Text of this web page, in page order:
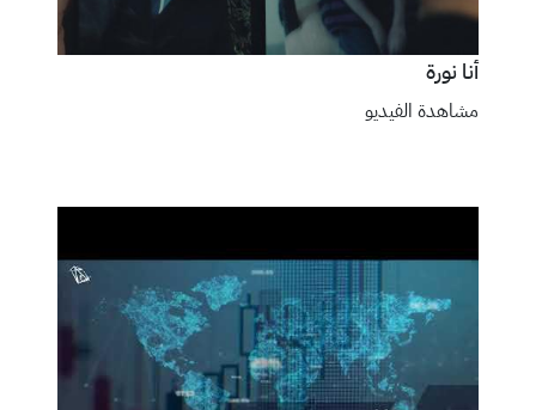
أنا نورة
مشاهدة الفيديو